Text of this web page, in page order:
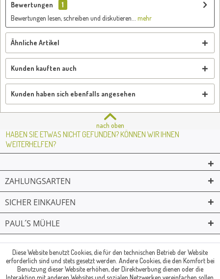
Bewertungen
1
Bewertungen lesen, schreiben und diskutieren...
mehr
Ähnliche Artikel
Kunden kauften auch
Kunden haben sich ebenfalls angesehen
nach oben
HABEN SIE ETWAS NICHT GEFUNDEN? KÖNNEN WIR IHNEN
WEITERHELFEN?
ZAHLUNGSARTEN
SICHER EINKAUFEN
PAUL´S MÜHLE
© Paul's Mühle | Inhaber: Christof Paul e.K. | Westring 2 | 45659
Recklinghausen
Fax: 02361 -28831 | E-Mail: info@pauls-muehle.de
Diese Website benutzt Cookies, die für den technischen Betrieb der Website
erforderlich sind und stets gesetzt werden. Andere Cookies, die den Komfort bei
Benutzung dieser Website erhöhen, der Direktwerbung dienen oder die
Interaktion mit anderen Websites und sozialen Netzwerken vereinfachen sollen,